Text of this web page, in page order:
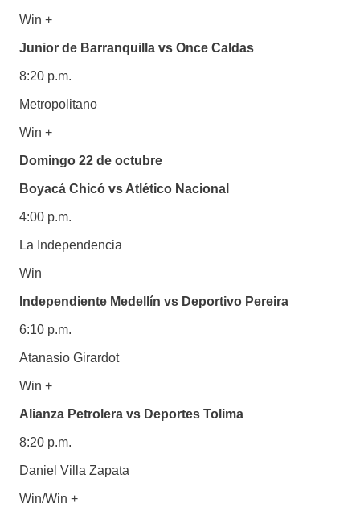
Win +
Junior de Barranquilla vs Once Caldas
8:20 p.m.
Metropolitano
Win +
Domingo 22 de octubre
Boyacá Chicó vs Atlético Nacional
4:00 p.m.
La Independencia
Win
Independiente Medellín vs Deportivo Pereira
6:10 p.m.
Atanasio Girardot
Win +
Alianza Petrolera vs Deportes Tolima
8:20 p.m.
Daniel Villa Zapata
Win/Win +